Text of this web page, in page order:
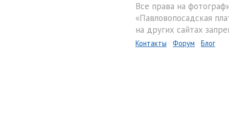
Все права на
«Павловопосадская
на других сайтах
Контакты Форум Блог